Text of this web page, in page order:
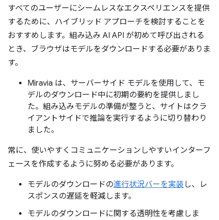
すべてのユーザーにシームレスなエクスペリエンスを提供
するために、ハイブリッド アプローチを検討することを
おすすめします。組み込み AI API が初めて呼び出される
とき、ブラウザはモデルをダウンロードする必要がありま
す。
Miravia は、サーバーサイド モデルを使用して、モ
デルのダウンロード中に初期の要約を提供しまし
た。組み込みモデルの準備が整うと、サイトはクラ
イアントサイドで推論を実行するように切り替わり
ました。
常に、使いやすくコミュニケーションしやすいインターフ
ェースを作成するように努める必要があります。
モデルのダウンロードの進行状況バーを実装 し、レ
スポンスの遅延を軽減します。
モデルのダウンロードに関する透明性を考慮しま